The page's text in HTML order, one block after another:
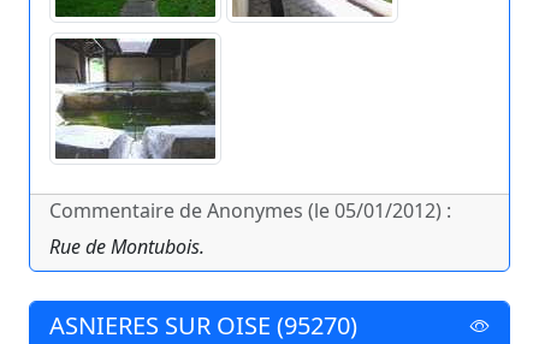
Commentaire de Anonymes (le 05/01/2012) :
Rue de Montubois.
ASNIERES SUR OISE (95270)